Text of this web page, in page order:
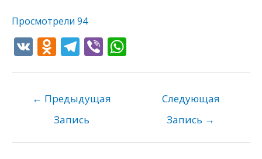
Просмотрели 94
V O
o
kl
as
T
gr
a
m
Vi
p
← Предыдущая
Запись
Следующая
Запись →